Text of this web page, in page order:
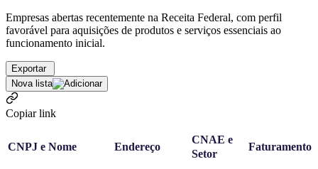
Empresas abertas recentemente na Receita Federal, com perfil
favorável para aquisições de produtos e serviços essenciais ao
funcionamento inicial.
Exportar
Nova lista
Copiar link
CNPJ e Nome Endereço
CNAE e
Setor
Faturamento